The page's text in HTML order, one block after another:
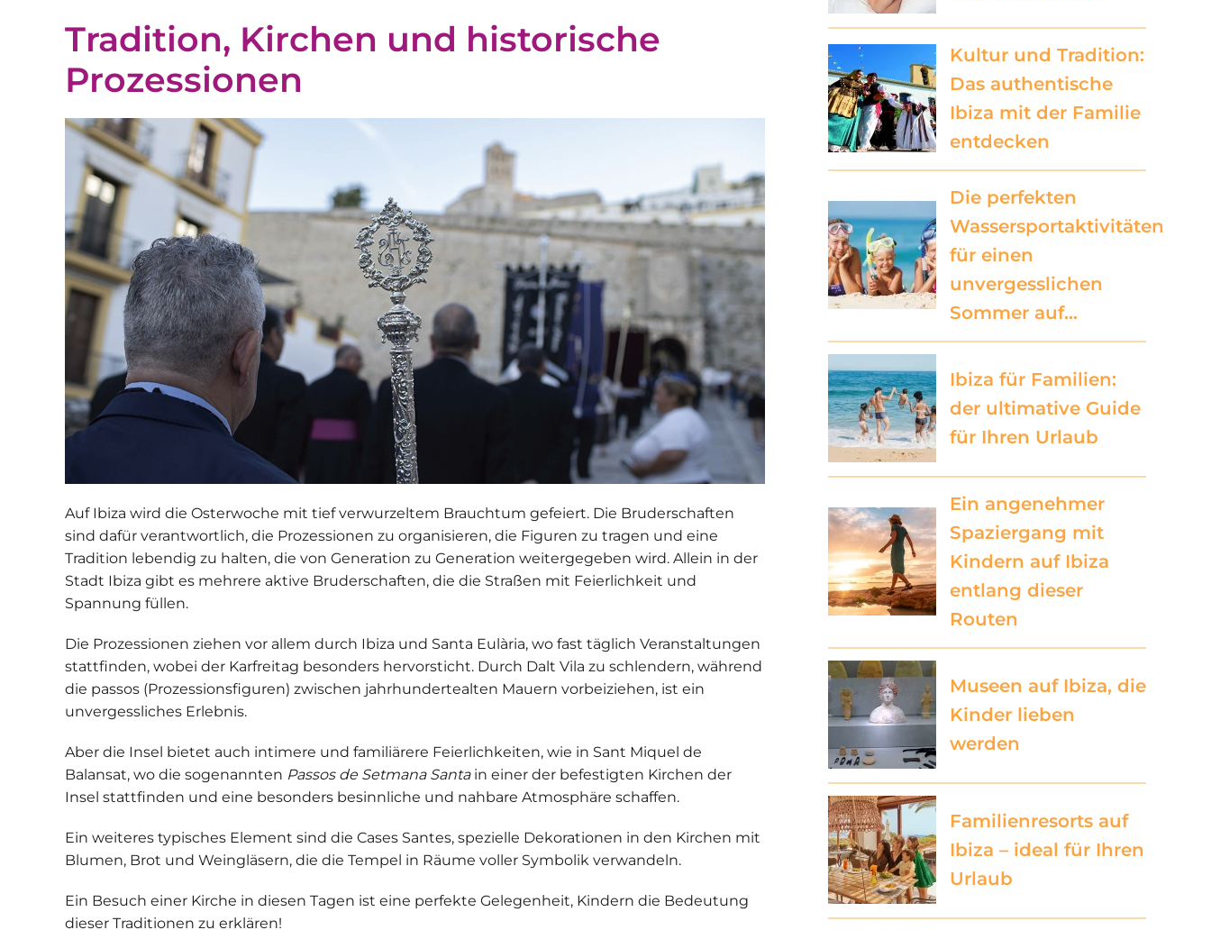
Tradition, Kirchen und historische
Prozessionen
Auf Ibiza wird die Osterwoche mit tief verwurzeltem Brauchtum gefeiert. Die Bruderschaften
sind dafür verantwortlich, die Prozessionen zu organisieren, die Figuren zu tragen und eine
Tradition lebendig zu halten, die von Generation zu Generation weitergegeben wird. Allein in der
Stadt Ibiza gibt es mehrere aktive Bruderschaften, die die Straßen mit Feierlichkeit und
Spannung füllen.
Die Prozessionen ziehen vor allem durch Ibiza und Santa Eulària, wo fast täglich Veranstaltungen
stattfinden, wobei der Karfreitag besonders hervorsticht. Durch Dalt Vila zu schlendern, während
die passos (Prozessionsfiguren) zwischen jahrhundertealten Mauern vorbeiziehen, ist ein
unvergessliches Erlebnis.
Aber die Insel bietet auch intimere und familiärere Feierlichkeiten, wie in Sant Miquel de
Balansat, wo die sogenannten Passos de Setmana Santain einer der befestigten Kirchen der
Insel stattfinden und eine besonders besinnliche und nahbare Atmosphäre schaffen.
Ein weiteres typisches Element sind die Cases Santes, spezielle Dekorationen in den Kirchen mit
Blumen, Brot und Weingläsern, die die Tempel in Räume voller Symbolik verwandeln.
Ein Besuch einer Kirche in diesen Tagen ist eine perfekte Gelegenheit, Kindern die Bedeutung
dieser Traditionen zu erklären!
Kultur und Tradition:
Das authentische
Ibiza mit der Familie
entdecken
Die perfekten
Wassersportaktivitäten
für einen
unvergesslichen
Sommer auf…
Ibiza für Familien:
der ultimative Guide
für Ihren Urlaub
Ein angenehmer
Spaziergang mit
Kindern auf Ibiza
entlang dieser
Routen
Museen auf Ibiza, die
Kinder lieben
werden
Familienresorts auf
Ibiza – ideal für Ihren
Urlaub